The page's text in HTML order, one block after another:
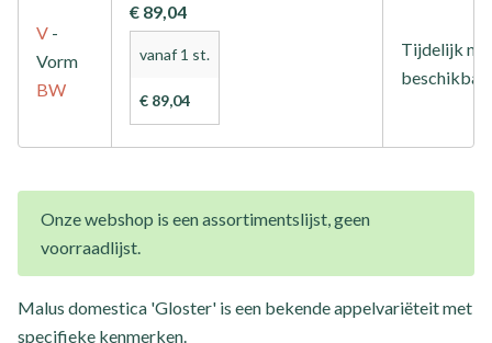
V -
Vorm
BW
€ 89,04
vanaf 1 st.
€ 89,04
Tijdelijk
Onze webshop is een assortimentslijst, geen
voorraadlijst.
Malus domestica 'Gloster' is een bekende appelvariëteit met
specifieke kenmerken.